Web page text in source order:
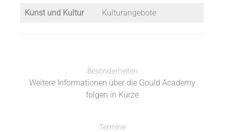
Kunst und Kultur Kulturangebote
Besonderheiten
Weitere Informationen über die Gould Academy
folgen in Kürze
Termine